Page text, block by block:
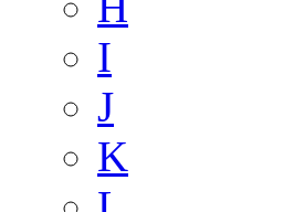
I
J
K